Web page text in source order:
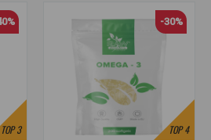
TOP3 TOP4
-30%